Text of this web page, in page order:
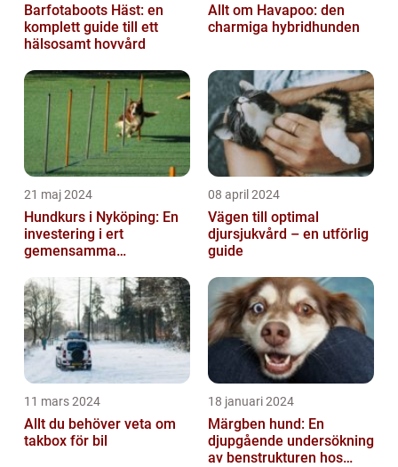
Barfotaboots Häst: en
komplett guide till ett
hälsosamt hovvård
Allt om Havapoo: den
charmiga hybridhunden
21 maj 2024
Hundkurs i Nyköping: En
investering i ert
gemensamma
08 april 2024
Vägen till optimal
djursjukvård – en utförlig
guide
11 mars 2024
Allt du behöver veta om
takbox för bil
18 januari 2024
Märgben hund: En
djupgående undersökning
av benstrukturen hos